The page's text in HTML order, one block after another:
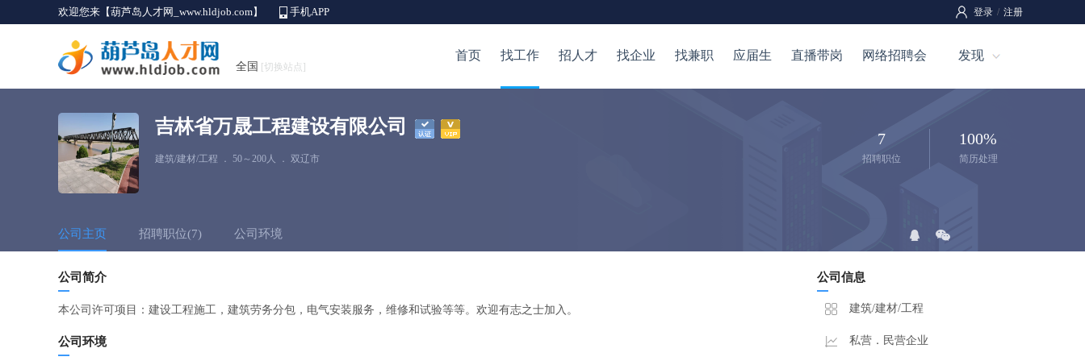
欢迎您来【葫芦岛人才网_www.hldjob.com】 手机APP 登录 / 注册
全国 [切换站点]
首页 找工作 招人才 找企业 找兼职 应届生 直播带岗 网络招聘会 发现
吉林省万晟工程建设有限公司
建筑/建材/工程 ． 50～200人 ． 双辽市
7
招聘职位
100%
简历处理
公司主页 招聘职位(7) 公司环境
公司简介
本公司许可项目：建设工程施工，建筑劳务分包，电气安装服务，维修和试验等等。欢迎有志之士加入。
公司环境
公司信息
建筑/建材/工程
私营．民营企业